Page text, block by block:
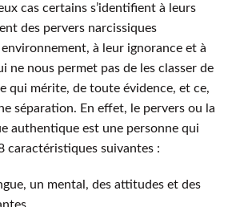
cas certains s’identifient à leurs
des pervers narcissiques
à leur ignorance et à
ne nous permet pas de les classer de
qui mérite, de toute évidence, et ce,
séparation. En effet, le pervers ou la
authentique est une personne qui
caractéristiques suivantes :
un mental, des attitudes et des